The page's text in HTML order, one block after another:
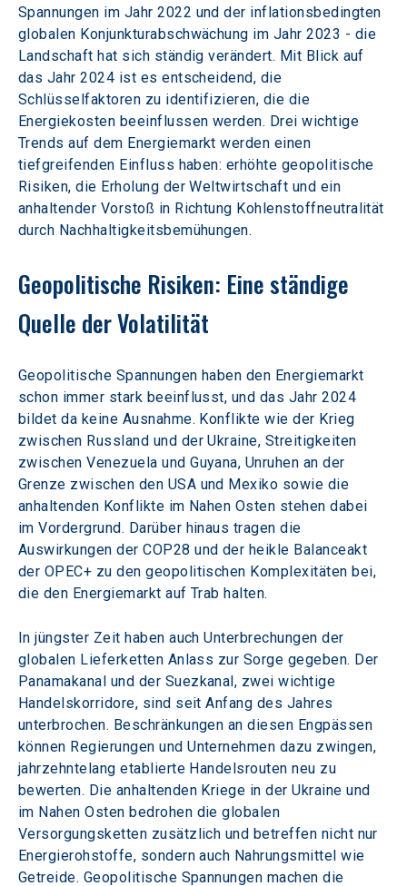
Spannungen im Jahr 2022 und der inflationsbedingten
globalen Konjunkturabschwächung im Jahr 2023 - die
Landschaft hat sich ständig verändert. Mit Blick auf
das Jahr 2024 ist es entscheidend, die
Schlüsselfaktoren zu identifizieren, die die
Energiekosten beeinflussen werden. Drei wichtige
Trends auf dem Energiemarkt werden einen
tiefgreifenden Einfluss haben: erhöhte geopolitische
Risiken, die Erholung der Weltwirtschaft und ein
anhaltender Vorstoß in Richtung Kohlenstoffneutralität
durch Nachhaltigkeitsbemühungen.
Geopolitische Risiken: Eine ständige
Quelle der Volatilität
Geopolitische Spannungen haben den Energiemarkt
schon immer stark beeinflusst, und das Jahr 2024
bildet da keine Ausnahme. Konflikte wie der Krieg
zwischen Russland und der Ukraine, Streitigkeiten
zwischen Venezuela und Guyana, Unruhen an der
Grenze zwischen den USA und Mexiko sowie die
anhaltenden Konflikte im Nahen Osten stehen dabei
im Vordergrund. Darüber hinaus tragen die
Auswirkungen der COP28 und der heikle Balanceakt
der OPEC+ zu den geopolitischen Komplexitäten bei,
die den Energiemarkt auf Trab halten.
In jüngster Zeit haben auch Unterbrechungen der
globalen Lieferketten Anlass zur Sorge gegeben. Der
Panamakanal und der Suezkanal, zwei wichtige
Handelskorridore, sind seit Anfang des Jahres
unterbrochen. Beschränkungen an diesen Engpässen
können Regierungen und Unternehmen dazu zwingen,
jahrzehntelang etablierte Handelsrouten neu zu
bewerten. Die anhaltenden Kriege in der Ukraine und
im Nahen Osten bedrohen die globalen
Versorgungsketten zusätzlich und betreffen nicht nur
Energierohstoffe, sondern auch Nahrungsmittel wie
Getreide. Geopolitische Spannungen machen die